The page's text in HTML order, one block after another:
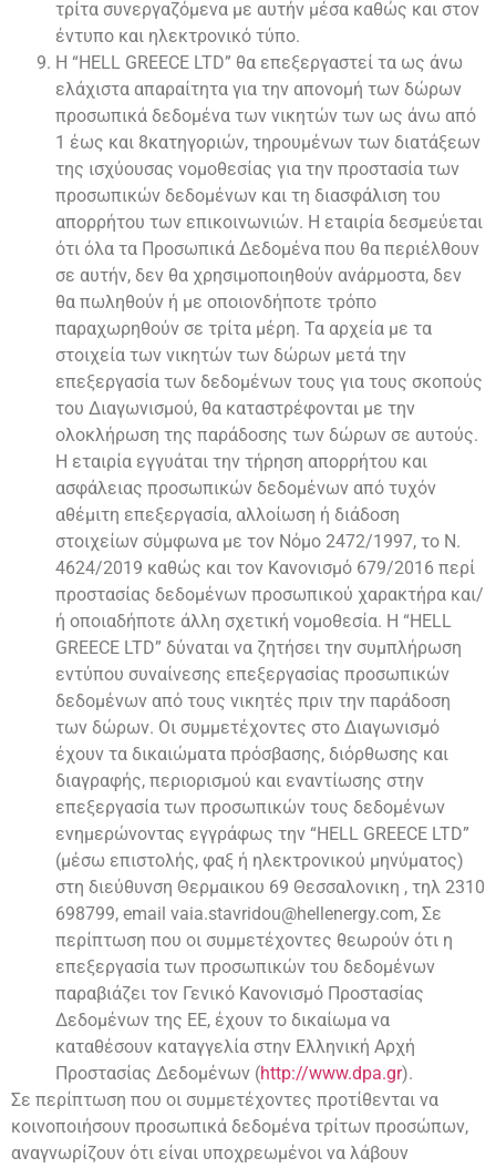
τρίτα συνεργαζόμενα με αυτήν μέσα καθώς και στον
έντυπο και ηλεκτρονικό τύπο.
Η “HELL GREECE LTD” θα επεξεργαστεί τα ως άνω
ελάχιστα απαραίτητα για την απονομή των δώρων
προσωπικά δεδομένα των νικητών των ως άνω από
1 έως και 8κατηγοριών, τηρουμένων των διατάξεων
της ισχύουσας νομοθεσίας για την προστασία των
προσωπικών δεδομένων και τη διασφάλιση του
απορρήτου των επικοινωνιών. Η εταιρία δεσμεύεται
ότι όλα τα Προσωπικά Δεδομένα που θα περιέλθουν
σε αυτήν, δεν θα χρησιμοποιηθούν ανάρμοστα, δεν
θα πωληθούν ή με οποιονδήποτε τρόπο
παραχωρηθούν σε τρίτα μέρη. Τα αρχεία με τα
στοιχεία των νικητών των δώρων μετά την
επεξεργασία των δεδομένων τους για τους σκοπούς
του Διαγωνισμού, θα καταστρέφονται με την
ολοκλήρωση της παράδοσης των δώρων σε αυτούς.
Η εταιρία εγγυάται την τήρηση απορρήτου και
ασφάλειας προσωπικών δεδομένων από τυχόν
αθέμιτη επεξεργασία, αλλοίωση ή διάδοση
στοιχείων σύμφωνα με τον Νόμο 2472/1997, το Ν.
4624/2019 καθώς και τον Κανονισμό 679/2016 περί
προστασίας δεδομένων προσωπικού χαρακτήρα και/
ή οποιαδήποτε άλλη σχετική νομοθεσία. H “HELL
GREECE LTD” δύναται να ζητήσει την συμπλήρωση
εντύπου συναίνεσης επεξεργασίας προσωπικών
δεδομένων από τους νικητές πριν την παράδοση
των δώρων. Οι συμμετέχοντες στο Διαγωνισμό
έχουν τα δικαιώματα πρόσβασης, διόρθωσης και
διαγραφής, περιορισμού και εναντίωσης στην
επεξεργασία των προσωπικών τους δεδομένων
ενημερώνοντας εγγράφως την “HELL GREECE LTD”
(μέσω επιστολής, φαξ ή ηλεκτρονικού μηνύματος)
στη διεύθυνση Θερμαικου 69 Θεσσαλονικη , τηλ 2310
698799, email vaia.stavridou@hellenergy.com, Σε
περίπτωση που οι συμμετέχοντες θεωρούν ότι η
επεξεργασία των προσωπικών του δεδομένων
παραβιάζει τον Γενικό Κανονισμό Προστασίας
Δεδομένων της ΕΕ, έχουν το δικαίωμα να
καταθέσουν καταγγελία στην Ελληνική Αρχή
Προστασίας Δεδομένων (http://www.dpa.gr).
Σε περίπτωση που οι συμμετέχοντες προτίθενται να
κοινοποιήσουν προσωπικά δεδομένα τρίτων προσώπων,
αναγνωρίζουν ότι είναι υποχρεωμένοι να λάβουν